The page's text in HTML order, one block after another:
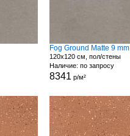
Fog Ground Matte 9 mm
120x120 см, пол/стены
Наличие: по запросу
8341 р/м²